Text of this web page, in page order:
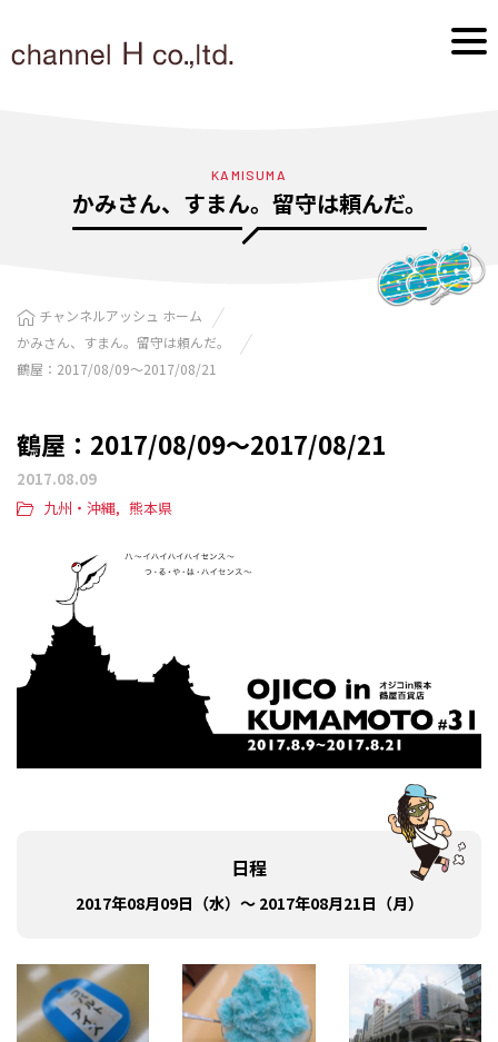
KAMISUMA
かみさん、すまん。留守は頼んだ。
チャンネルアッシュ ホーム
かみさん、すまん。留守は頼んだ。
鶴屋：2017/08/09〜2017/08/21
鶴屋：2017/08/09〜2017/08/21
2017.08.09
九州・沖縄
熊本県
日程
2017年08月09日（水）～ 2017年08月21日（月）